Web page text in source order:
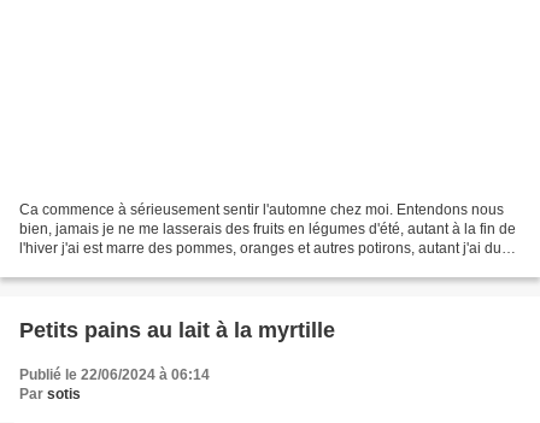
Ca commence à sérieusement sentir l'automne chez moi. Entendons nous
bien, jamais je ne me lasserais des fruits en légumes d'été, autant à la fin de
l'hiver j'ai est marre des pommes, oranges et autres potirons, autant j'ai du
Petits pains au lait à la myrtille
Publié le 22/06/2024 à 06:14
Par sotis